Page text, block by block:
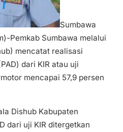
Sumbawa
Pemkab Sumbawa melalui
mencatat realisasi
dari KIR atau uji
mencapai 57,9 persen
Dishub Kabupaten
dari uji KIR ditergetkan